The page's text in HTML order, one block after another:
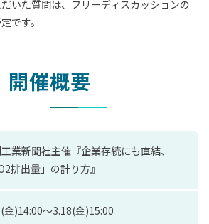
いた質問は、フリーディスカッションの
です。
開催概要
業新聞社主催『企業存続にも直結、
排出量」の計り方』
金)14:00〜3.18(金)15:00